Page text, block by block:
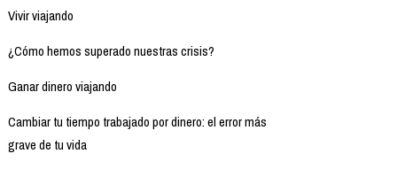
Vivir viajando
¿Cómo hemos superado nuestras crisis?
Ganar dinero viajando
Cambiar tu tiempo trabajado por dinero: el error más
grave de tu vida